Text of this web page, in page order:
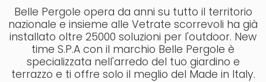
Belle Pergole opera da anni su tutto il territorio
nazionale e insieme alle Vetrate scorrevoli ha già
installato oltre 25000 soluzioni per l'outdoor. New
time S.P.A con il marchio Belle Pergole è
specializzata nell'arredo del tuo giardino e
terrazzo e ti offre solo il meglio del Made in Italy.